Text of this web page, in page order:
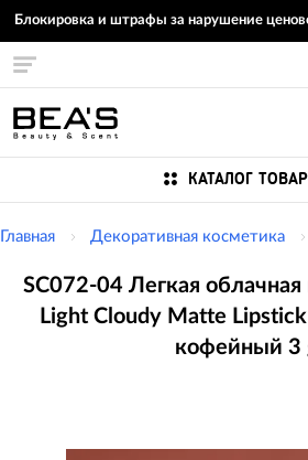
Блокировка и штрафы за нарушение
КАТАЛОГ
Главная Декоративная косметика
SC072-04 Легкая
Light Cloudy Matte
кофейный 3